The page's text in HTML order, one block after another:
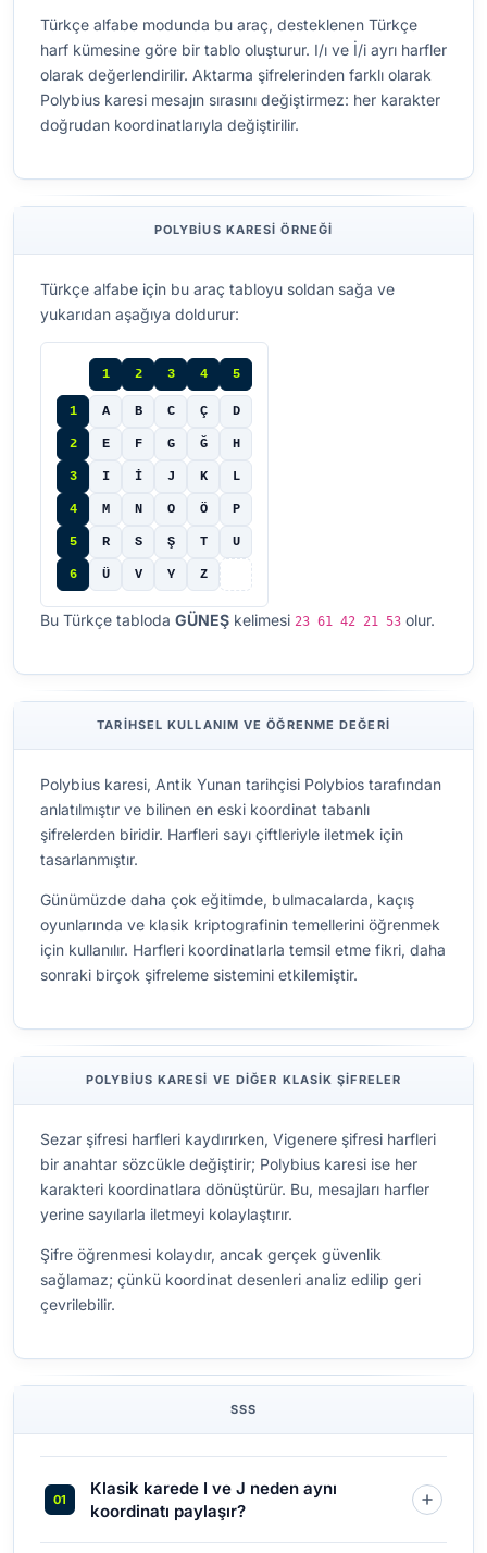
Türkçe alfabe modunda bu araç, desteklenen Türkçe
harf kümesine göre bir tablo oluşturur. I/ı ve İ/i ayrı harfler
olarak değerlendirilir. Aktarma şifrelerinden farklı olarak
Polybius karesi mesajın sırasını değiştirmez: her karakter
doğrudan koordinatlarıyla değiştirilir.
POLYBIUS KARESI ÖRNEĞI
Türkçe alfabe için bu araç tabloyu soldan sağa ve
yukarıdan aşağıya doldurur:
1 2 3 4 5
1 A B C Ç D
2 E F G Ğ H
3 I İ J K L
4 M N O Ö P
5 R S Ş T U
6 Ü V Y Z
Bu Türkçe tabloda GÜNEŞ kelimesi 23 61 42 21 53 olur.
TARIHSEL KULLANIM VE ÖĞRENME DEĞERI
Polybius karesi, Antik Yunan tarihçisi Polybios tarafından
anlatılmıştır ve bilinen en eski koordinat tabanlı
şifrelerden biridir. Harfleri sayı çiftleriyle iletmek için
tasarlanmıştır.
Günümüzde daha çok eğitimde, bulmacalarda, kaçış
oyunlarında ve klasik kriptografinin temellerini öğrenmek
için kullanılır. Harfleri koordinatlarla temsil etme fikri, daha
sonraki birçok şifreleme sistemini etkilemiştir.
POLYBIUS KARESI VE DIĞER KLASIK ŞIFRELER
Sezar şifresi harfleri kaydırırken, Vigenere şifresi harfleri
bir anahtar sözcükle değiştirir; Polybius karesi ise her
karakteri koordinatlara dönüştürür. Bu, mesajları harfler
yerine sayılarla iletmeyi kolaylaştırır.
Şifre öğrenmesi kolaydır, ancak gerçek güvenlik
sağlamaz; çünkü koordinat desenleri analiz edilip geri
çevrilebilir.
SSS
Klasik karede I ve J neden aynı
koordinatı paylaşır?